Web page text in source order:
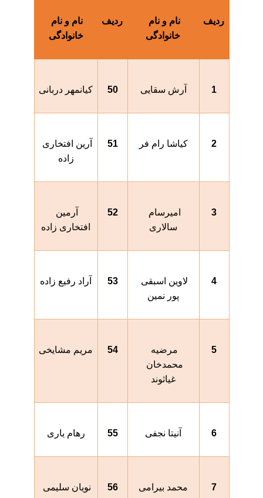
ردیف
نام و نام
خانوادگی
ردیف
نام و نام
خانوادگی
1 آرش سقایی 50 کیانمهر دربانی
2 کیاشا رام فر 51
آرین افتخاری
زاده
3
امیرسام
سالاری
52
آرمین
افتخاری زاده
4
لاوین اسبقی
پور نمین
53 آراد رفیع زاده
5
مرضیه
محمدخان
غیاثوند
54 مریم مشایخی
6 آنیتا نجفی 55 رهام یارى
7 محمد بیرامی 56
نویان سلیمی